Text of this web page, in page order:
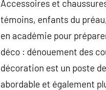
Accessoires et
témoins, enfants du
en académie pour
déco : dénouement des
décoration est un poste
abordable et également